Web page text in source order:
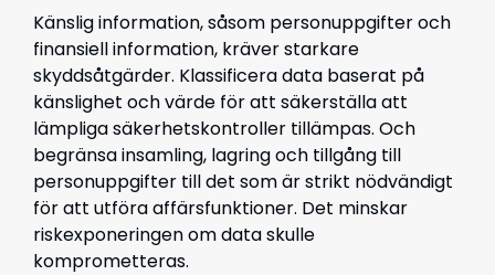
Känslig information, såsom personuppgifter och
finansiell information, kräver starkare
skyddsåtgärder. Klassificera data baserat på
känslighet och värde för att säkerställa att
lämpliga säkerhetskontroller tillämpas. Och
begränsa insamling, lagring och tillgång till
personuppgifter till det som är strikt nödvändigt
för att utföra affärsfunktioner. Det minskar
riskexponeringen om data skulle
komprometteras.